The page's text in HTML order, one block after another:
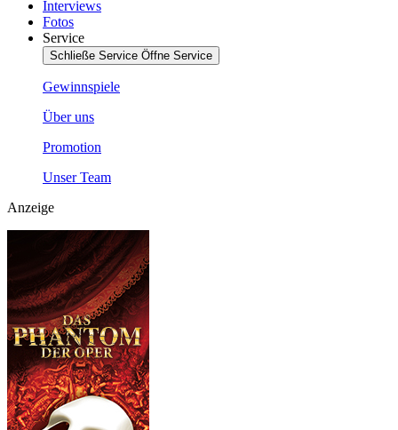
Interviews
Fotos
Service
Schließe Service Öffne Service
Gewinnspiele
Über uns
Promotion
Unser Team
Anzeige